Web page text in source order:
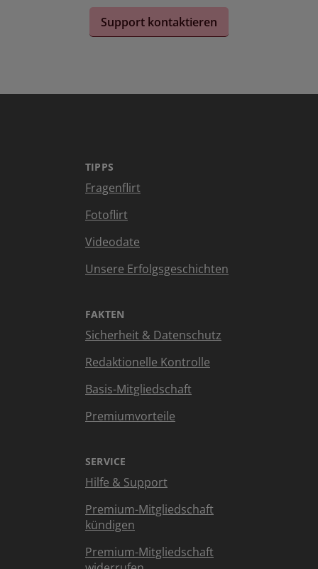
Support kontaktieren
TIPPS
Fragenflirt
Fotoflirt
Videodate
Unsere Erfolgsgeschichten
FAKTEN
Sicherheit & Datenschutz
Redaktionelle Kontrolle
Basis-Mitgliedschaft
Premiumvorteile
SERVICE
Hilfe & Support
Premium-Mitgliedschaft
kündigen
Premium-Mitgliedschaft